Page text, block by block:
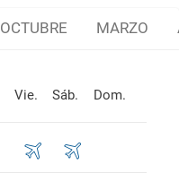
OCTUBRE MARZO
Vie. Sáb. Dom.